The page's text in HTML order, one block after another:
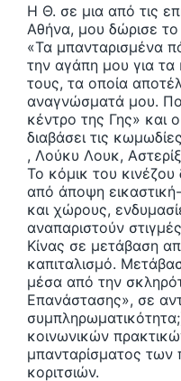
H Θ. σε μια από τις
Αθήνα, μου δώρισε
«Τα μπανταρισμένα
την αγάπη μου για τα
τους, τα οποία
αναγνώσματά μου.
κέντρο της Γης» και
διαβάσει τις
, Λούκυ Λουκ,
Το κόμικ του κινέζου
από άποψη
και χώρους,
αναπαριστούν
Κίνας σε μετάβαση
καπιταλισμό.
μέσα από την
Επανάστασης», σε
κοινωνικών
μπανταρίσματος των
κοριτσιών.